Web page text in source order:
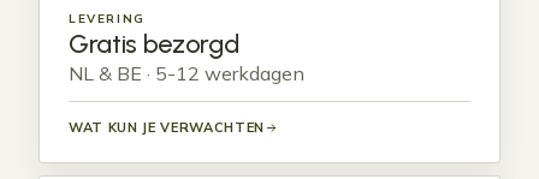
LEVERING
Gratis bezorgd
NL & BE · 5-12 werkdagen
WAT KUN JE VERWACHTEN